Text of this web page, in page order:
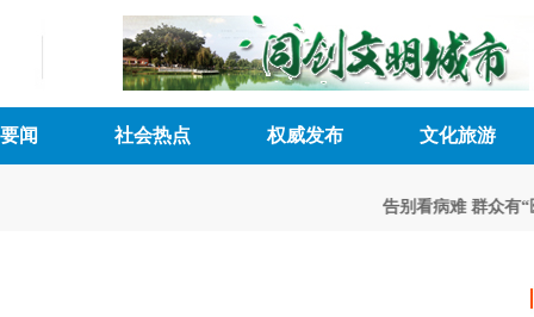
闻 社会热点 权威发布 文化旅游
告别看病难 群众有“